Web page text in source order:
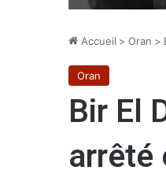
Accueil > Oran >
Oran
Bir El
arrêté